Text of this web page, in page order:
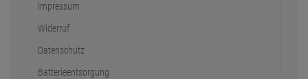
Impressum
Widerruf
Datenschutz
Batterieentsorgung